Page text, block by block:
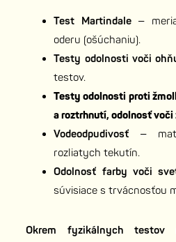
Test Martindale –
oderu (ošúchaniu).
Testy odolnosti voči
testov.
Testy odolnosti proti
a roztrhnutí, odolnosť
Vodeodpudivosť –
rozliatych tekutín.
Odolnosť farby voči
súvisiace s trvácnosťou
Okrem fyzikálnych testov